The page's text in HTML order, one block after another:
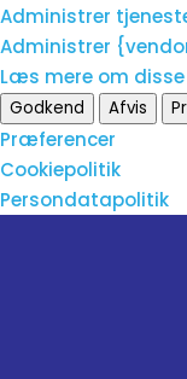
Administrer
Administrer
Læs mere om
Godkend Afvis
Præferencer
Cookiepolitik
Persondatapolitik